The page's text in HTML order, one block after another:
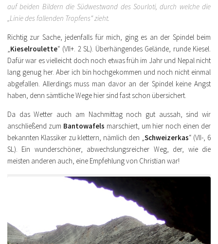
auf beiden Bildern die Südwestwand des Sourloti, durch welche die
„Linie des fallenden Tropfens“ zieht.
Richtig zur Sache, jedenfalls für mich, ging es an der Spindel beim
Kieselroulette“ (VII+. 2 SL). Überhängendes Gelände, runde Kiesel.
Dafür war es vielleicht doch noch etwas früh im Jahr und Nepal nicht
lang genug her. Aber ich bin hochgekommen und noch nicht einmal
abgefallen. Allerdings muss man davor an der Spindel keine Angst
haben, denn sämtliche Wege hier sind fast schon übersichert.
Da das Wetter auch am Nachmittag noch gut aussah, sind wir
anschließend zum Bantowafels marschiert, um hier noch einen der
bekannten Klassiker zu klettern, nämlich den „ Schweizerkas“ (VII-, 6
SL). Ein wunderschöner, abwechslungsreicher Weg, der, wie die
meisten anderen auch, eine Empfehlung von Christian war!